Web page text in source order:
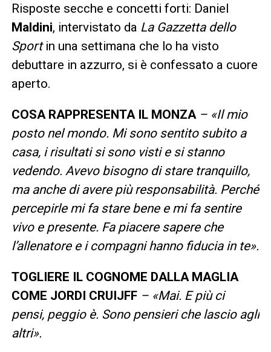
Risposte secche e concetti forti: Daniel
Maldini, intervistato da La Gazzetta dello
Sportin una settimana che lo ha visto
debuttare in azzurro, si è confessato a cuore
aperto.
COSA RAPPRESENTA IL MONZA – «Il mio
posto nel mondo. Mi sono sentito subito a
casa, i risultati si sono visti e si stanno
vedendo. Avevo bisogno di stare tranquillo,
ma anche di avere più responsabilità. Perché
percepirle mi fa stare bene e mi fa sentire
vivo e presente. Fa piacere sapere che
l’allenatore e i compagni hanno fiducia in te».
TOGLIERE IL COGNOME DALLA MAGLIA
COME JORDI CRUIJFF– «Mai. E più ci
pensi, peggio è. Sono pensieri che lascio agli
altri».